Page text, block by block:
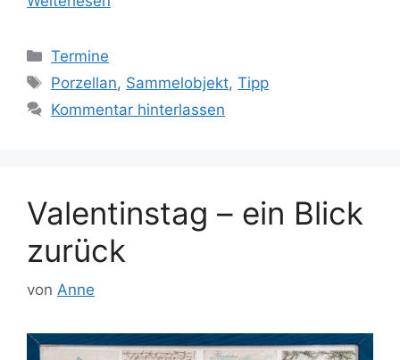
Kategorien
Termine
Schlagwörter
Porzellan, Sammelobjekt,Tipp
Kommentar hinterlassen
Valentinstag – ein Blick
zurück
von Anne